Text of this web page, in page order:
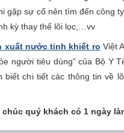
gặp sự cố nên tìm đến công
kỳ thay thế lõi lọc,…vv
xuất nước tinh khiết ro Việt
người tiêu dùng” của Bộ Y
biết chi tiết các thông tin về
chúc quý khách có 1 ngày